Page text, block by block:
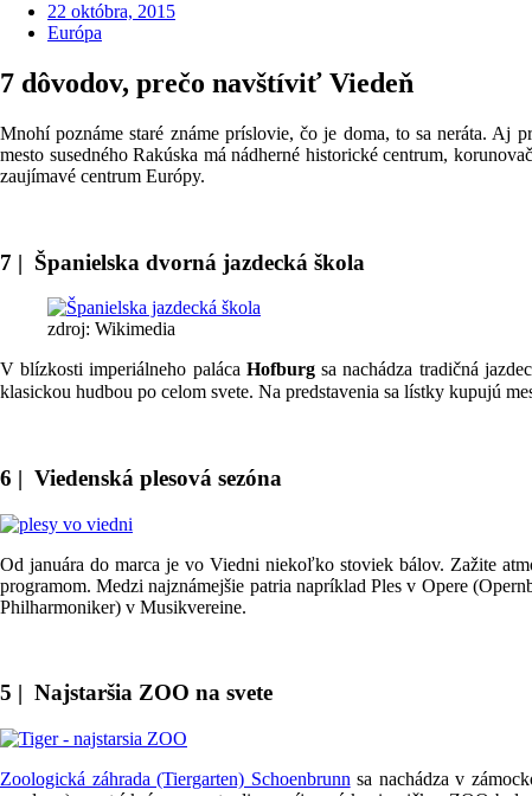
22 októbra, 2015
Európa
7 dôvodov, prečo navštíviť Viedeň
Mnohí poznáme staré známe príslovie, čo je doma, to sa neráta.
mesto susedného Rakúska má nádherné historické centrum,
zaujímavé centrum Európy.
7 | Španielska dvorná jazdecká škola
zdroj: Wikimedia
V blízkosti imperiálneho paláca Hofburgsa nachádza tradičná
klasickou hudbou po celom svete. Na predstavenia sa lístky kupujú
6 | Viedenská plesová sezóna
Od januára do marca je vo Viedni niekoľko stoviek bálov. Zažite
programom. Medzi najznámejšie patria napríklad Ples v Opere
Philharmoniker) v Musikvereine.
5 | Najstaršia ZOO na svete
Zoologická záhrada (Tiergarten) Schoenbrunn sa nachádza v